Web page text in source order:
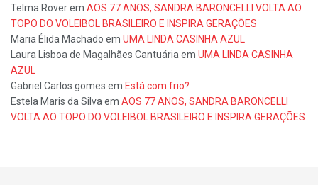
Telma Roverem AOS 77 ANOS, SANDRA BARONCELLI VOLTA AO
TOPO DO VOLEIBOL BRASILEIRO E INSPIRA GERAÇÕES
Maria Élida Machado em UMA LINDA CASINHA AZUL
Laura Lisboa de Magalhães Cantuária em UMA LINDA CASINHA
AZUL
Gabriel Carlos gomes em Está com frio?
Estela Maris da Silva em AOS 77 ANOS, SANDRA BARONCELLI
VOLTA AO TOPO DO VOLEIBOL BRASILEIRO E INSPIRA GERAÇÕES